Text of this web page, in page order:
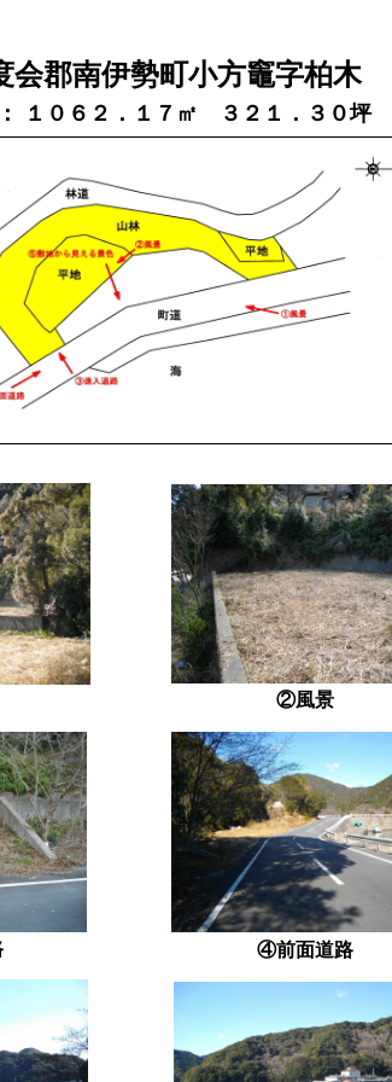
会郡南伊勢町小方竈字柏木
１０６２．１７㎡ ３２１．３０坪
②風景
④前面道路